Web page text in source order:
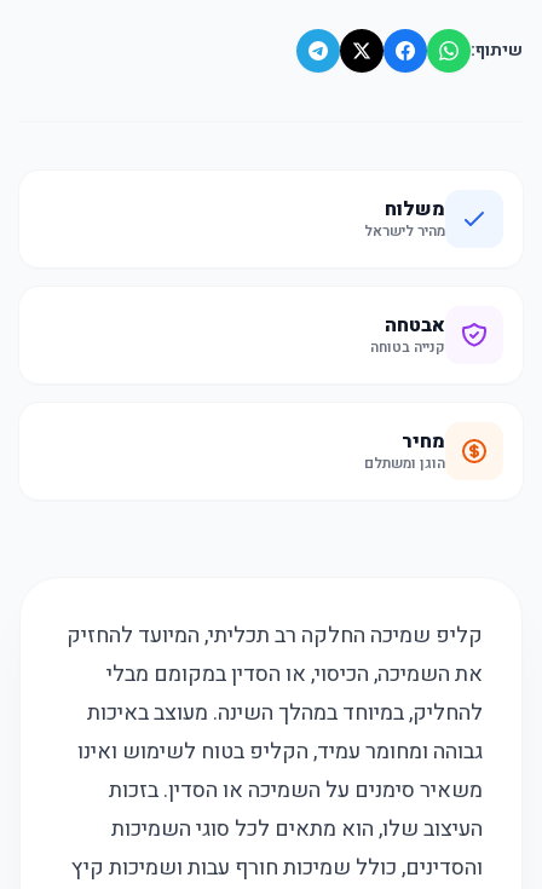
שיתוף:
משלוח
מהיר לישראל
אבטחה
קנייה בטוחה
מחיר
הוגן ומשתלם
קליפ שמיכה החלקה רב תכליתי, המיועד להחזיק
את השמיכה, הכיסוי, או הסדין במקומם מבלי
להחליק, במיוחד במהלך השינה. מעוצב באיכות
גבוהה ומחומר עמיד, הקליפ בטוח לשימוש ואינו
משאיר סימנים על השמיכה או הסדין. בזכות
העיצוב שלו, הוא מתאים לכל סוגי השמיכות
והסדינים, כולל שמיכות חורף עבות ושמיכות קיץ